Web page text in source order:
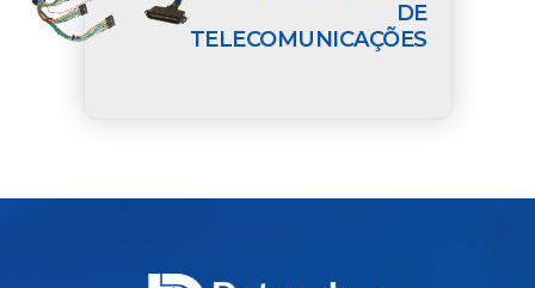
DE
TELECOMUNICAÇÕES